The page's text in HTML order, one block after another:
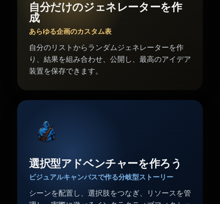
自分だけのジェネレーターを作
成
あらゆる企画のカスタム表
自分のリストからランダムジェネレーターを作
り、結果を組み合わせ、公開し、最高のアイデア
装置を保存できます。
選択型アドベンチャーを作ろう
ビジュアルキャンバスで作る分岐型ストーリー
シーンを配置し、選択肢をつなぎ、リソースを管